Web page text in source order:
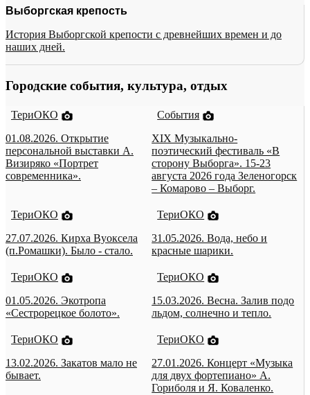
Выборгская крепость
История Выборгской крепости с древнейших времен и до
наших дней.
Городские события, культура, отдых
ТериОКО
01.08.2026. Открытие
персональной выставки А.
Визиряко «Портрет
современника».
События
XIX Музыкально-
поэтический фестиваль «В
сторону Выборга». 15-23
августа 2026 года Зеленогорск
– Комарово – Выборг.
ТериОКО
27.07.2026. Кирха Вуоксела
(п.Ромашки). Было - стало.
ТериОКО
31.05.2026. Вода, небо и
красные шарики.
ТериОКО
01.05.2026. Экотропа
«Сестрорецкое болото».
ТериОКО
15.03.2026. Весна. Залив подо
льдом, солнечно и тепло.
ТериОКО
13.02.2026. Закатов мало не
бывает.
ТериОКО
27.01.2026. Концерт «Музыка
для двух фортепиано» А.
Гориболя и Я. Коваленко.